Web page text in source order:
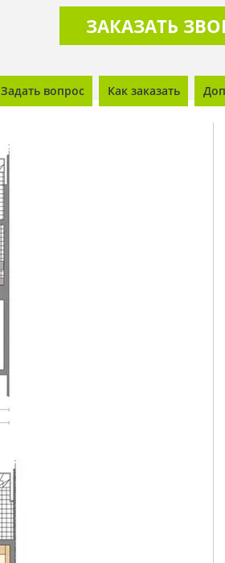
ЗАКАЗАТЬ
Задать вопрос Как заказать